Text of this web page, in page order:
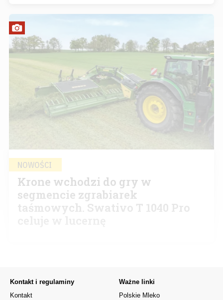
NOWOŚCI
Krone wchodzi do gry w
segmencie zgrabiarek
taśmowych. Swativo T 1040 Pro
Kontakt i regulaminy
Kontakt
Ważne linki
Polskie Mleko